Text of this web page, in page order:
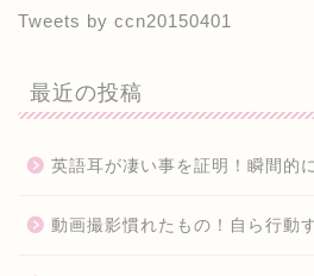
Tweets by ccn20150401
最近の投稿
英語耳が凄い事を証明！瞬間的
動画撮影慣れたもの！自ら行動